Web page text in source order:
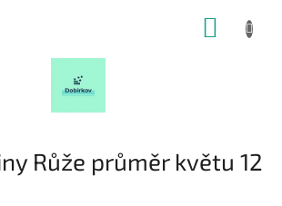
Růže průměr květu 12